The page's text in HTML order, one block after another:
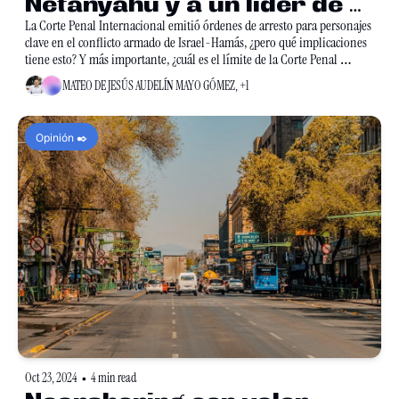
Hamas
La Corte Penal Internacional emitió órdenes de arresto para personajes
clave en el conflicto armado de Israel-Hamás, ¿pero qué implicaciones
tiene esto? Y más importante, ¿cuál es el límite de la Corte Penal
Internacional?
MATEO DE JESÚS AUDELÍN MAYO GÓMEZ, +1
Opinión ✒️
Oct 23, 2024 • 4 min read